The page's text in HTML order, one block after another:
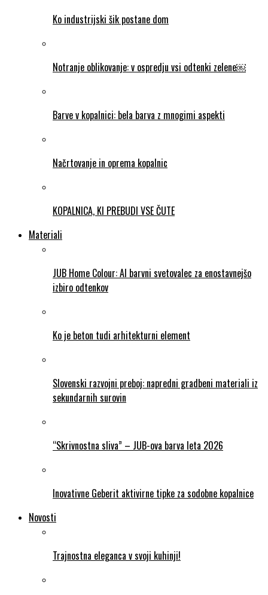
Ko industrijski šik postane dom
Notranje oblikovanje: v ospredju vsi odtenki zelene￼
Barve v kopalnici: bela barva z mnogimi aspekti
Načrtovanje in oprema kopalnic
KOPALNICA, KI PREBUDI VSE ČUTE
Materiali
JUB Home Colour: AI barvni svetovalec za enostavnejšo
izbiro odtenkov
Ko je beton tudi arhitekturni element
Slovenski razvojni preboj: napredni gradbeni materiali iz
sekundarnih surovin
“Skrivnostna sliva” – JUB-ova barva leta 2026
Inovativne Geberit aktivirne tipke za sodobne kopalnice
Novosti
Trajnostna eleganca v svoji kuhinji!